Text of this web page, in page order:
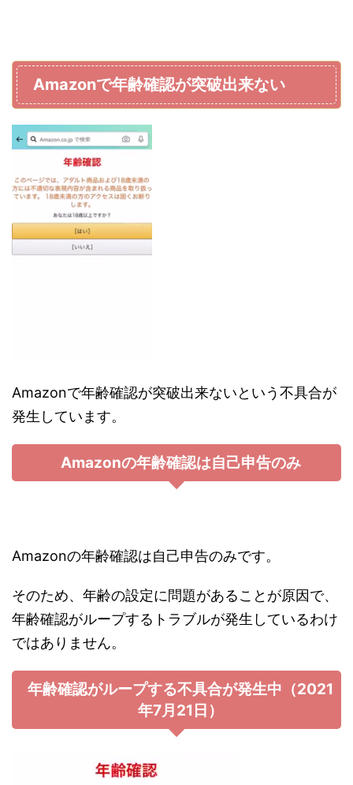
Amazonで年齢確認が突破出来ない
Amazonで年齢確認が突破出来ないという不具合が
発生しています。
Amazonの年齢確認は自己申告のみ
Amazonの年齢確認は自己申告のみです。
そのため、年齢の設定に問題があることが原因で、
年齢確認がループするトラブルが発生しているわけ
ではありません。
年齢確認がループする不具合が発生中（2021
年7月21日）